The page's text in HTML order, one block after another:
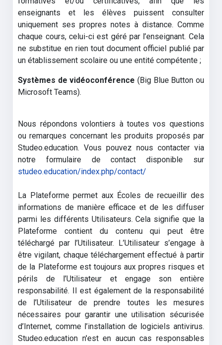
enseignants et les élèves puissent consulter
uniquement ses propres notes à distance. Comme
chaque cours, celui-ci est géré par l’enseignant. Cela
ne substitue en rien tout document officiel publié par
un établissement scolaire ou une entité compétente ;
Systèmes de vidéoconférence (Big Blue Button ou
Microsoft Teams).
Nous répondons volontiers à toutes vos questions
ou remarques concernant les produits proposés par
Studeo.education. Vous pouvez nous contacter via
notre formulaire de contact disponible sur
studeo.education/index.php/contact/
La Plateforme permet aux Écoles de recueillir des
informations de manière efficace et de les diffuser
parmi les différents Utilisateurs. Cela signifie que la
Plateforme contient du contenu qui peut être
téléchargé par l’Utilisateur. L’Utilisateur s’engage à
être vigilant, chaque téléchargement effectué à partir
de la Plateforme est toujours aux propres risques et
périls de l’Utilisateur et engage son entière
responsabilité. Il est également de la responsabilité
de l’Utilisateur de prendre toutes les mesures
nécessaires pour garantir une utilisation sécurisée
d’Internet, comme l’installation de logiciels antivirus.
Studeo.education n'est en aucun cas responsables